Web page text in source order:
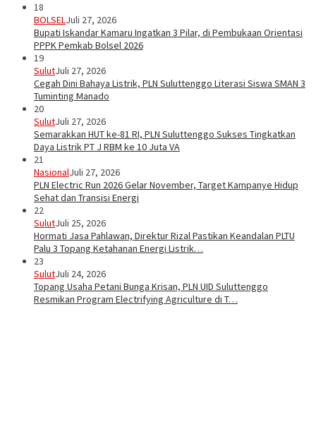
18
BOLSELJuli 27, 2026
Bupati Iskandar Kamaru Ingatkan 3 Pilar, di Pembukaan Orientasi
PPPK Pemkab Bolsel 2026
19
SulutJuli 27, 2026
Cegah Dini Bahaya Listrik, PLN Suluttenggo Literasi Siswa SMAN 3
Tuminting Manado
20
SulutJuli 27, 2026
Semarakkan HUT ke-81 RI, PLN Suluttenggo Sukses Tingkatkan
Daya Listrik PT J RBM ke 10 Juta VA
21
NasionalJuli 27, 2026
PLN Electric Run 2026 Gelar November, Target Kampanye Hidup
Sehat dan Transisi Energi
22
SulutJuli 25, 2026
Hormati Jasa Pahlawan, Direktur Rizal Pastikan Keandalan PLTU
Palu 3 Topang Ketahanan Energi Listrik…
23
SulutJuli 24, 2026
Topang Usaha Petani Bunga Krisan, PLN UID Suluttenggo
Resmikan Program Electrifying Agriculture di T…